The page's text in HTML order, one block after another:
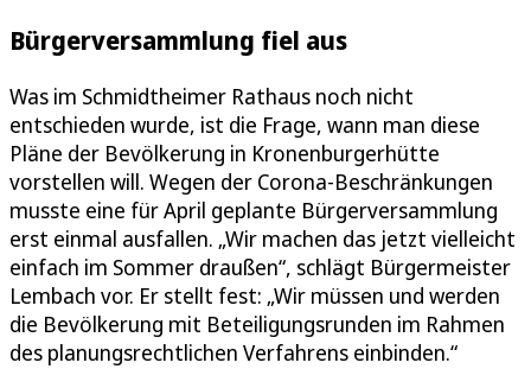
Bürgerversammlung fiel aus
Was im Schmidtheimer Rathaus noch nicht
entschieden wurde, ist die Frage, wann man diese
Pläne der Bevölkerung in Kronenburgerhütte
vorstellen will. Wegen der Corona-Beschränkungen
musste eine für April geplante Bürgerversammlung
erst einmal ausfallen. „Wir machen das jetzt vielleicht
einfach im Sommer draußen“, schlägt Bürgermeister
Lembach vor. Er stellt fest: „Wir müssen und werden
die Bevölkerung mit Beteiligungsrunden im Rahmen
des planungsrechtlichen Verfahrens einbinden.“